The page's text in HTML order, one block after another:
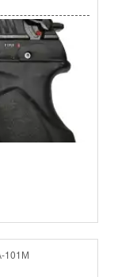
101М